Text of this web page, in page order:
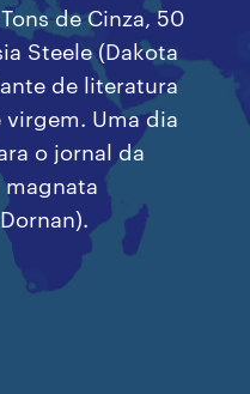
de Cinza, 50
Steele (Dakota
de literatura
virgem. Uma dia
o jornal da